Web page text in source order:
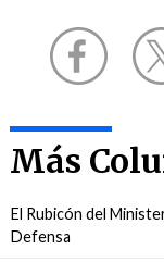
Más
El Rubicón del
Defensa